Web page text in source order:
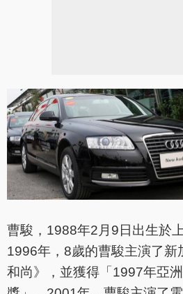
曹駿，1988年2月9日出生於
1996年，8歲的曹駿主演了新
和尚》，並獲得「1997年亞